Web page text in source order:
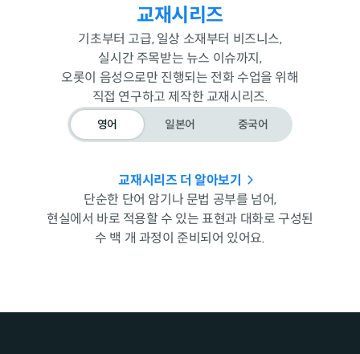
교재시리즈
기초부터 고급, 일상 소재부터 비즈니스,
실시간 주목받는 뉴스 이슈까지,
오롯이 음성으로만 진행되는 전화 수업을 위해
직접 연구하고 제작한 교재시리즈.
영어 일본어 중국어
교재시리즈 더 알아보기
단순한 단어 암기나 문법 공부를 넘어,
현실에서 바로 적용할 수 있는 표현과 대화로 구성된
수 백 개 과정이 준비되어 있어요.